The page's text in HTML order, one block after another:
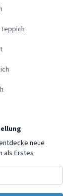
neue
als Erstes